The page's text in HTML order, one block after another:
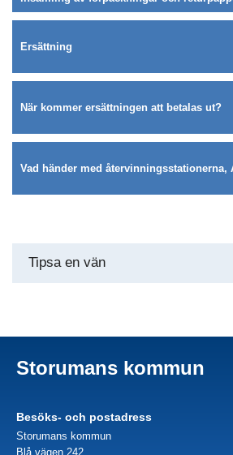
Ersättning
När kommer ersättningen att betalas ut?
Vad händer med återvinningsstationerna,
Tipsa en vän
Storumans kommun
Besöks- och postadress
Storumans kommun
Blå vägen 242